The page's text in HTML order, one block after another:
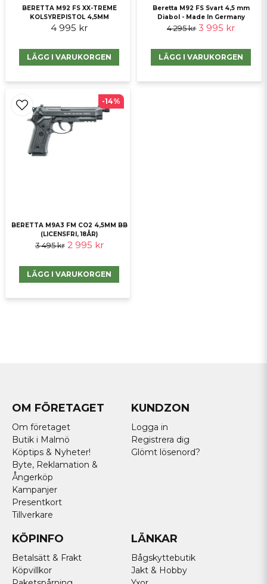
BERETTA M92 FS XX-TREME
KOLSYREPISTOL 4,5MM
4 995 kr
LÄGG I VARUKORGEN
Beretta M92 FS Svart 4,5 mm
Diabol - Made In Germany
4 295 kr 3 995 kr
LÄGG I VARUKORGEN
BERETTA M9A3 FM CO2 4,5MM BB
(LICENSFRI, 18ÅR)
3 495 kr 2 995 kr
LÄGG I VARUKORGEN
-14%
OM FÖRETAGET
Om företaget
Butik i Malmö
Köptips & Nyheter!
Byte, Reklamation &
Ångerköp
Kampanjer
Presentkort
Tillverkare
KUNDZON
Logga in
Registrera dig
Glömt lösenord?
KÖPINFO
Betalsätt & Frakt
Köpvillkor
LÄNKAR
Bågskyttebutik
Jakt & Hobby